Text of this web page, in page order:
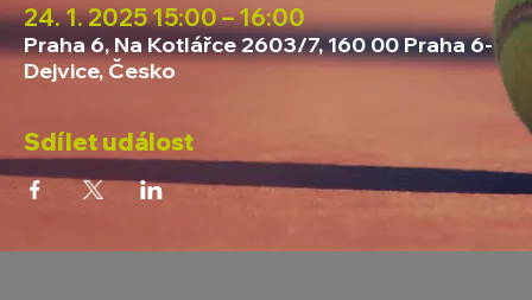
24. 1. 2025 15:00 – 16:00
Praha 6, Na Kotlářce 2603/7, 160 00 Praha 6-
Dejvice, Česko
Sdílet událost